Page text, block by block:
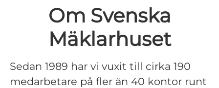
Om Svenska
Mäklarhuset
Sedan 1989 har vi vuxit till cirka 190
medarbetare på fler än 40 kontor runt